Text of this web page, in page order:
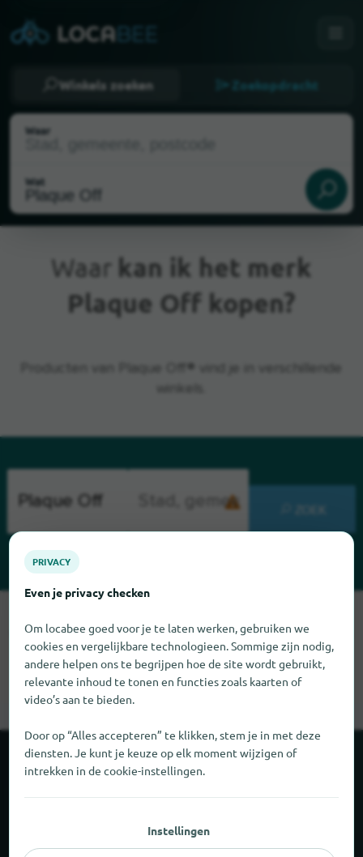
Winkels zoeken Zoekopdracht
Waar
Wat
Huidige locatie
Waar kan ik het merk
Plaque Off kopen?
Producten van Plaque Off® vind je in verschillende
ZOEK
weet waar Plaque Off te vinden is, zouden we het erg op prijs
stellen als u ons dat laat weten.
Over locabee
Partner
PRIVACY
Even je privacy checken
Om locabee goed voor je te laten werken, gebruiken we
cookies en vergelijkbare technologieen. Sommige zijn nodig,
andere helpen ons te begrijpen hoe de site wordt gebruikt,
relevante inhoud te tonen en functies zoals kaarten of
video’s aan te bieden.
Door op “Alles accepteren” te klikken, stem je in met deze
diensten. Je kunt je keuze op elk moment wijzigen of
intrekken in de cookie-instellingen.
Instellingen